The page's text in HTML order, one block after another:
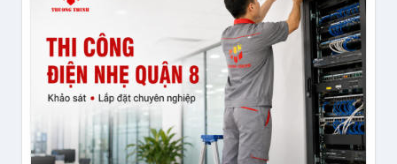
Facebook:https://www.facebook.com/